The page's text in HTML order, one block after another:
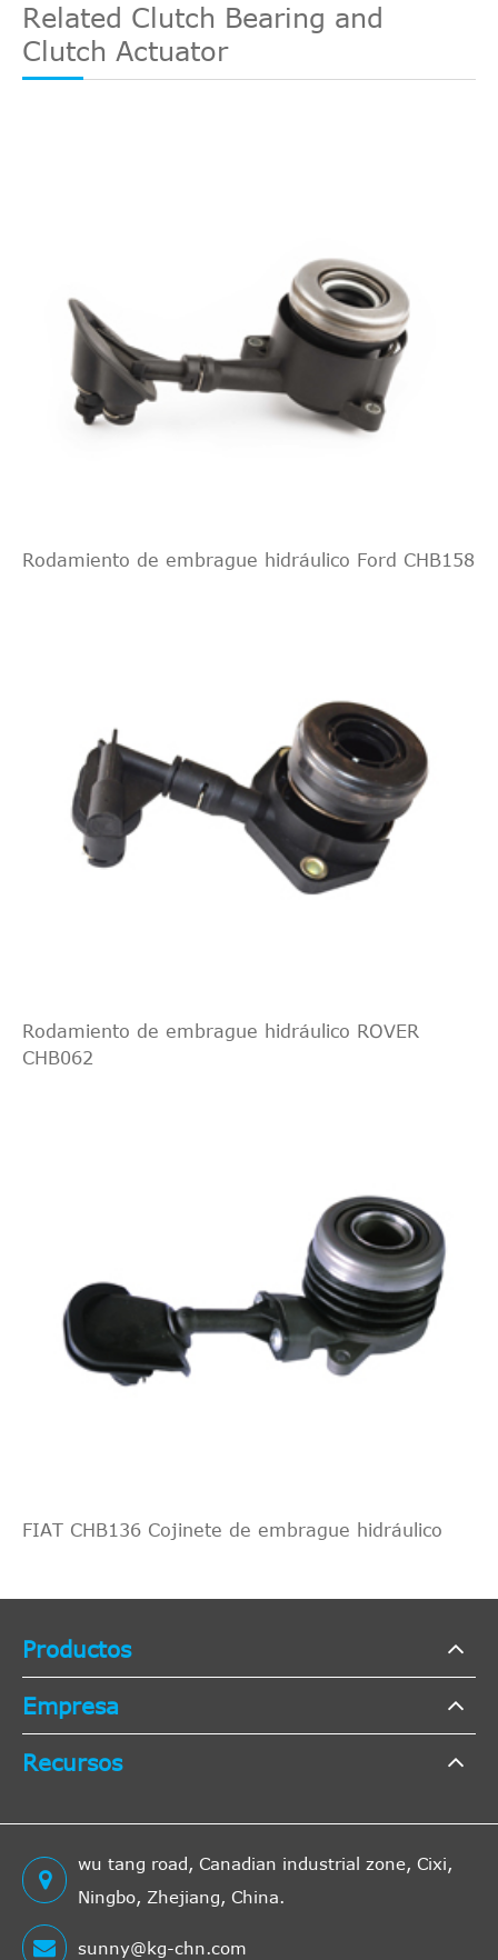
Related Clutch Bearing and
Clutch Actuator
Rodamiento de embrague hidráulico Ford CHB158
Rodamiento de embrague hidráulico ROVER
CHB062
FIAT CHB136 Cojinete de embrague hidráulico
Productos
Empresa
Recursos
wu tang road, Canadian industrial zone, Cixi,
Ningbo, Zhejiang, China.
sunny@kg-chn.com